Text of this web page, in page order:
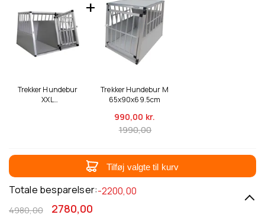
Trekker Hundebur
XXL
Trekker Hundebur M
65x90x69.5cm
990,00 kr.
1990,00
Tilføj valgte til kurv
Totale besparelser:-2200,00
2780,00
4980,00